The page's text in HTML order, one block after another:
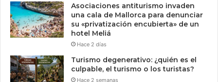
Asociaciones antiturismo invaden
una cala de Mallorca para denunciar
su «privatización encubierta» de un
hotel Meliá
Hace 2 días
Turismo degenerativo: ¿quién es el
culpable, el turismo o los turistas?
Hace 2 semanas